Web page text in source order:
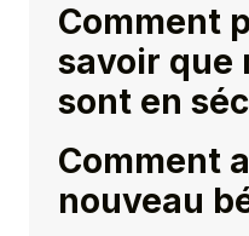
Comment
savoir que
sont en
Comment
nouveau